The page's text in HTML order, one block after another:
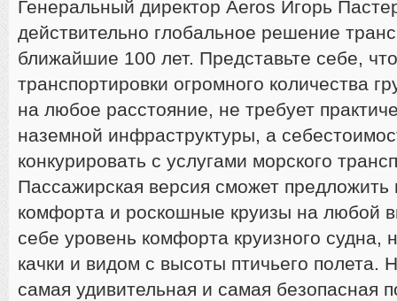
Генеральный директор Aeros Игорь
действительно глобальное решение
ближайшие 100 лет. Представьте себе,
транспортировки огромного количества
на любое расстояние, не требует
наземной инфраструктуры, а
конкурировать с услугами морского
Пассажирская версия сможет
комфорта и роскошные круизы на любой
себе уровень комфорта круизного судна,
качки и видом с высоты птичьего полета.
самая удивительная и самая безопасная